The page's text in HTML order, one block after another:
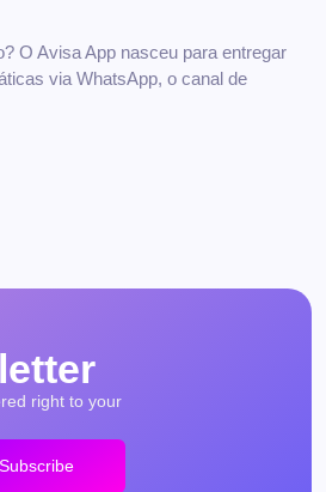
O Avisa App nasceu para entregar
via WhatsApp, o canal de
right to your
Subscribe